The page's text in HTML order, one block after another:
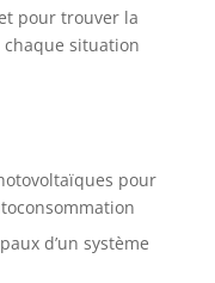
pour trouver la
situation
pour
d’un système